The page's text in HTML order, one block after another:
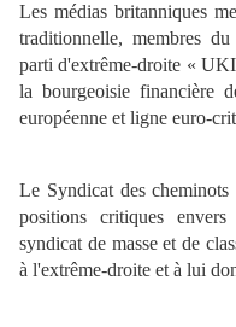
Les médias britanniques
traditionnelle, membres
parti d'extrême-droite «
la bourgeoisie financière
européenne et ligne euro-
Le Syndicat des
positions critiques
syndicat de masse et de
à l'extrême-droite et à lui